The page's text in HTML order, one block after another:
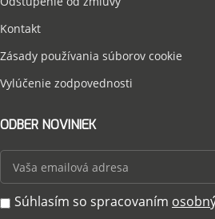
Kontakt
Zásady používania súborov cookie
Vylúčenie zodpovednosti
ODBER NOVINIEK
Súhlasím so spracovaním